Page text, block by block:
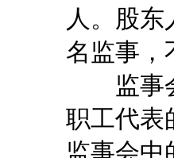
人。股
名监事，
监事会
职工代表
监事会中